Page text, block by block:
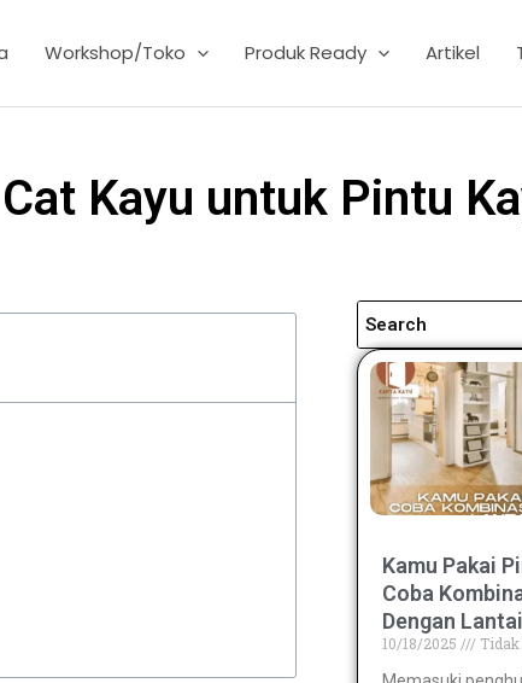
Workshop/Toko Produk Ready Artikel
Kayu untuk Pintu
Kamu Pakai
Coba
Dengan
10/18/2025
Tidak